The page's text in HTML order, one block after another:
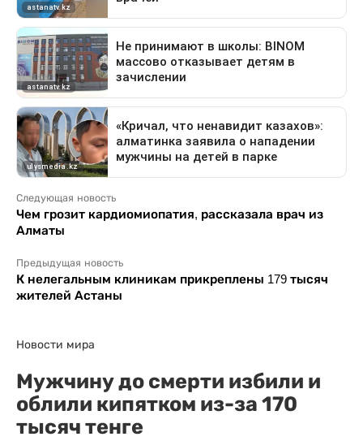
Следующая новость
Чем грозит кардиомиопатия, рассказала врач из
Алматы
Предыдущая новость
К нелегальным клиникам прикреплены 179 тысяч
жителей Астаны
Новости мира
Мужчину до смерти избили и
облили кипятком из-за 170
тысяч тенге